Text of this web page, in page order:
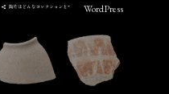
WordPress